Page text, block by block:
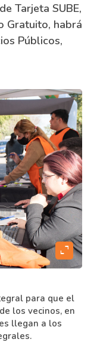
Tarjeta SUBE,
Gratuito, habrá
Públicos,
expand_content
para que el
los vecinos, en
llegan a los